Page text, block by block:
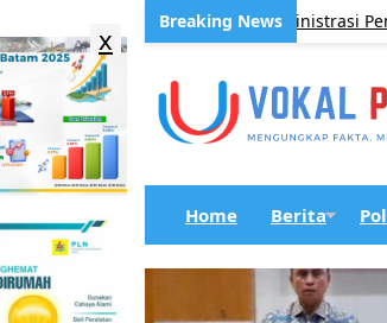
Kawal Akuntabilitas Administrasi Pencalonan
Home Berita
x